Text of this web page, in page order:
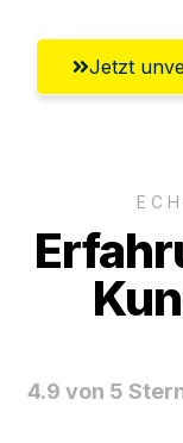
Jetzt
4.9 von 5